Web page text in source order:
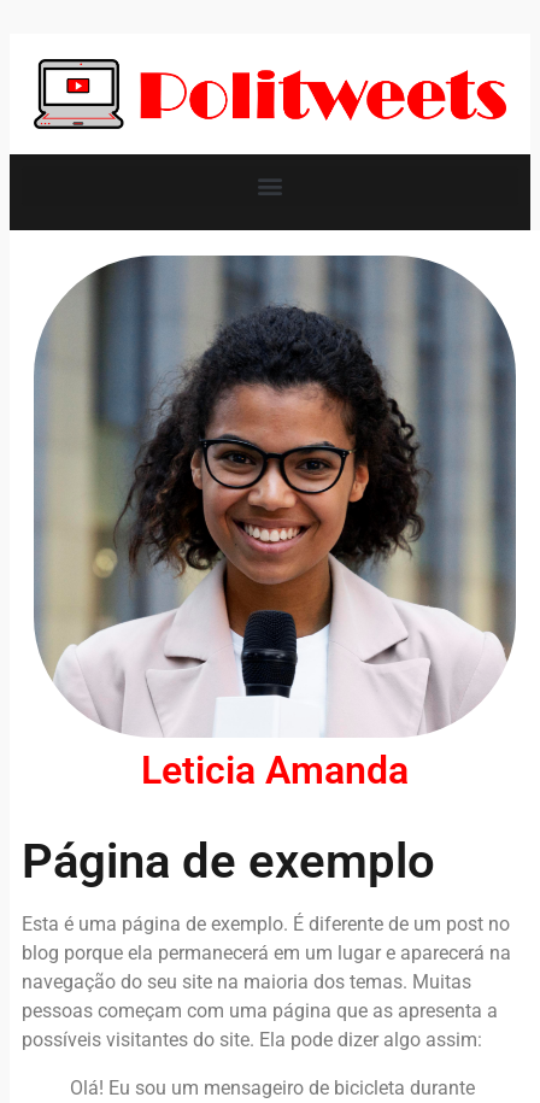
Leticia Amanda
Página de exemplo
Esta é uma página de exemplo. É diferente de um post no
blog porque ela permanecerá em um lugar e aparecerá na
navegação do seu site na maioria dos temas. Muitas
pessoas começam com uma página que as apresenta a
possíveis visitantes do site. Ela pode dizer algo assim:
Olá! Eu sou um mensageiro de bicicleta durante